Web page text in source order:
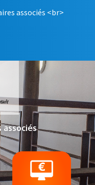
associés